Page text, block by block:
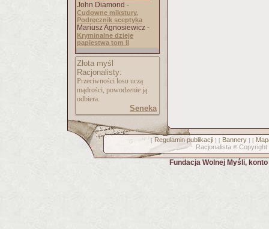
John Diamond -
Cudowne mikstury.
Podręcznik sceptyka
Mariusz Agnosiewicz -
Kryminalne dzieje
papiestwa tom II
Złota myśl
Racjonalisty:
Przeciwności losu uczą
mądrości, powodzenie ją
odbiera.
Seneka
[ Regulamin publikacji] [ Bannery] [
Racjonalista © Copyright
Fundacja Wolnej Myśli,